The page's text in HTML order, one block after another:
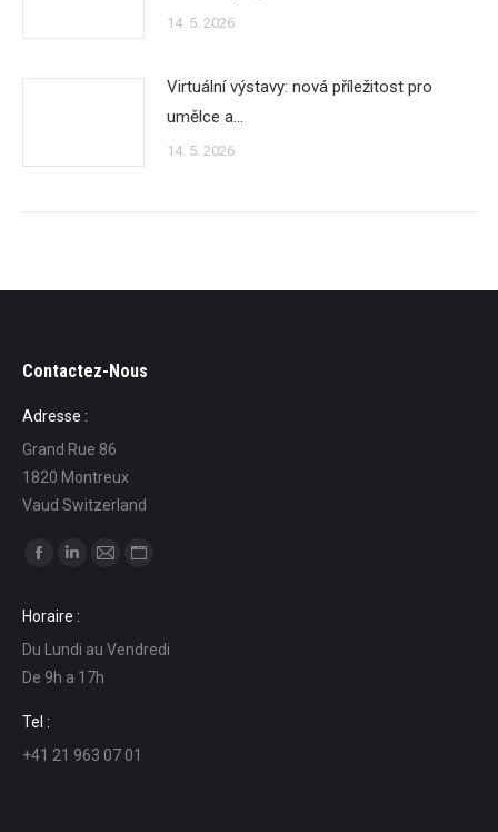
14. 5. 2026
Virtuální výstavy: nová příležitost pro
umělce a…
14. 5. 2026
Contactez-Nous
Adresse :
Grand Rue 86
1820 Montreux
Vaud Switzerland
Find us on:
opens
in
new
window
opens
in
new
in
in
Horaire :
Du Lundi au Vendredi
De 9h a 17h
Tel :
+41 21 963 07 01